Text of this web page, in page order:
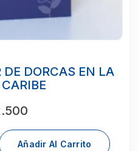
DE DORCAS EN LA
Añadir Al Carrito